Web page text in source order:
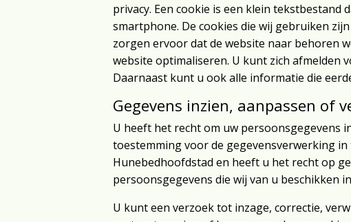
privacy. Een cookie is een klein
smartphone. De cookies die wij gebruiken
zorgen ervoor dat de website naar behoren
website optimaliseren. U kunt zich afmelden
Daarnaast kunt u ook alle informatie die
Gegevens inzien, aanpassen of
U heeft het recht om uw persoonsgegevens
toestemming voor de gegevensverwerking
Hunebedhoofdstad en heeft u het recht op
persoonsgegevens die wij van u beschikken
U kunt een verzoek tot inzage, correctie,